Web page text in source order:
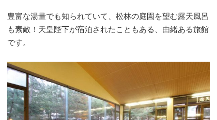
豊富な湯量でも知られていて、松林の庭園を望む露天風呂
も素敵！天皇陛下が宿泊されたこともある、由緒ある旅館
です。